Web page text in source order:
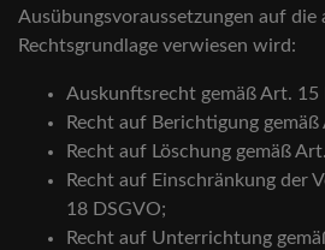
Ausübungsvoraussetzungen auf die
Rechtsgrundlage verwiesen wird:
Auskunftsrecht gemäß Art. 15
Recht auf Berichtigung
Recht auf Löschung gemäß
Recht auf Einschränkung der
18 DSGVO;
Recht auf Unterrichtung